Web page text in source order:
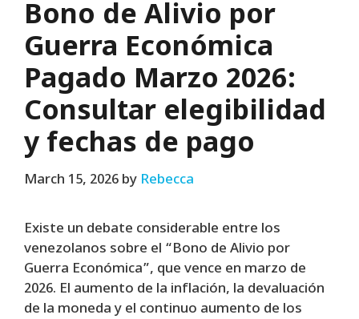
Bono de Alivio por
Guerra Económica
Pagado Marzo 2026:
Consultar elegibilidad
y fechas de pago
March 15, 2026 by Rebecca
Existe un debate considerable entre los
venezolanos sobre el “Bono de Alivio por
Guerra Económica”, que vence en marzo de
2026. El aumento de la inflación, la devaluación
de la moneda y el continuo aumento de los